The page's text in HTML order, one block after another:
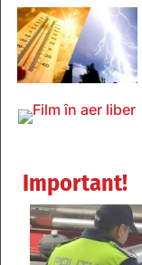
Important!